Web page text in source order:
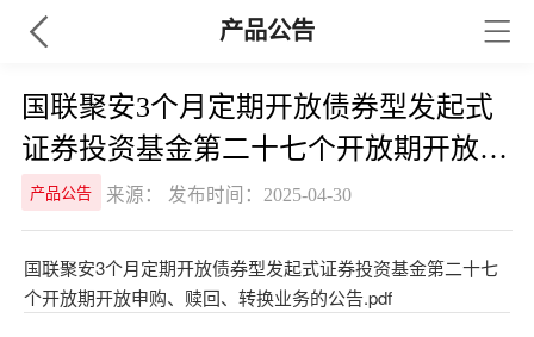
产品公告
国联聚安3个月定期开放债券型发起式
证券投资基金第二十七个开放期开放申
购、赎回、转换业务的公告
产品公告 来源： 发布时间：2025-04-30
国联聚安3个月定期开放债券型发起式证券投资基金第二十七
个开放期开放申购、赎回、转换业务的公告.pdf